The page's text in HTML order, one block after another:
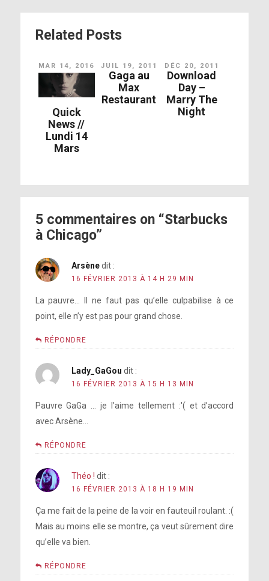
Related Posts
MAR 14, 2016
Quick
News //
Lundi 14
Mars
JUIL 19, 2011
Gaga au
Max
Restaurant
DÉC 20, 2011
Download
Day –
Marry The
Night
5 commentaires on “Starbucks
à Chicago”
Arsène dit :
16 FÉVRIER 2013 À 14 H 29 MIN
La pauvre… Il ne faut pas qu’elle culpabilise à ce
point, elle n’y est pas pour grand chose.
RÉPONDRE
Lady_GaGou dit :
16 FÉVRIER 2013 À 15 H 13 MIN
Pauvre GaGa … je l’aime tellement :'( et d’accord
avec Arsène…
RÉPONDRE
Théo ! dit :
16 FÉVRIER 2013 À 18 H 19 MIN
Ça me fait de la peine de la voir en fauteuil roulant. :(
Mais au moins elle se montre, ça veut sûrement dire
qu’elle va bien.
RÉPONDRE